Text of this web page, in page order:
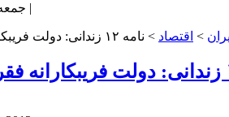
جمعه, ۱۶ مرداد , ۱۴۰۵ |
> اقتصاد > نامه ۱۲ زندانی: دولت فریبکارانه فقر را پنهان می‌کند